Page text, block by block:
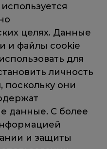
целях. Данные
и файлы cookie
для
личность
поскольку они
данные. С более
и защиты